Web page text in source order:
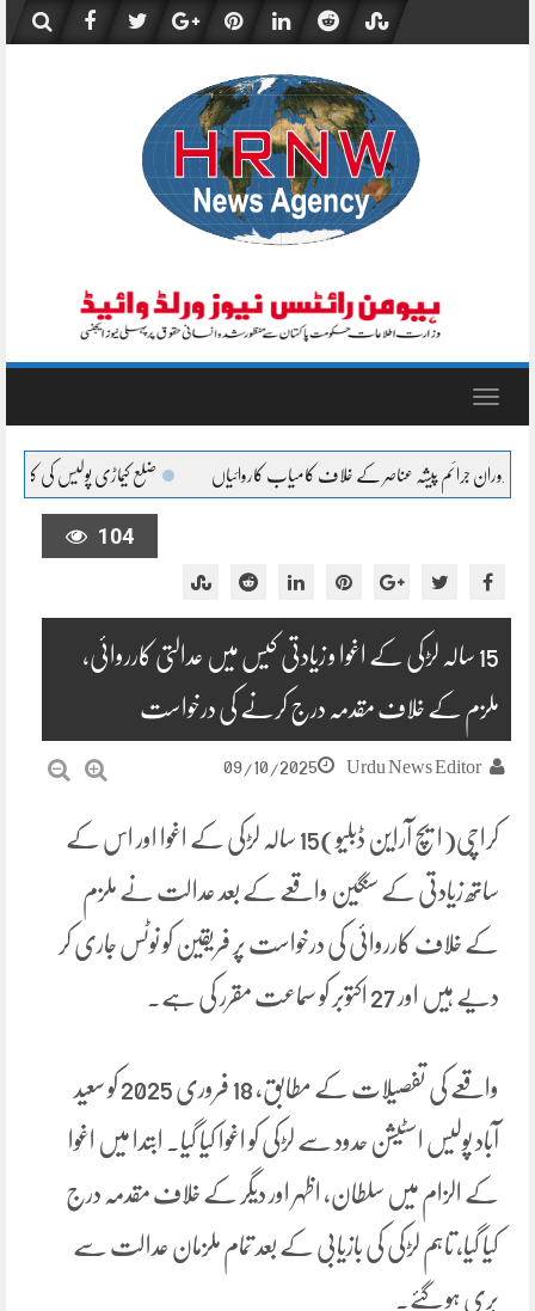
content
Toggle
ضلع کیماڑی پولیس کی کارروائی، نان کسٹم پیڈ چھالیہ سے لدی
104
15 سالہ لڑکی کے اغوا و زیادتی کیس میں عدالتی کارروائی،
ملزم کے خلاف مقدمہ درج کرنے کی درخواست
Urdu News Editor
09/10/2025
کراچی(ایچ آراین ڈبلیو)15 سالہ لڑکی کے اغوا اور اس کے
ساتھ زیادتی کے سنگین واقعے کے بعد عدالت نے ملزم
کے خلاف کارروائی کی درخواست پر فریقین کو نوٹس جاری کر
دیے ہیں اور 27 اکتوبر کو سماعت مقرر کی ہے۔
واقعے کی تفصیلات کے مطابق، 18 فروری 2025 کو سعید
آباد پولیس اسٹیشن حدود سے لڑکی کو اغوا کیا گیا۔ ابتدا میں اغوا
کے الزام میں سلطان، اظہر اور دیگر کے خلاف مقدمہ درج
کیا گیا، تاہم لڑکی کی بازیابی کے بعد تمام ملزمان عدالت سے
بری ہو گئے۔